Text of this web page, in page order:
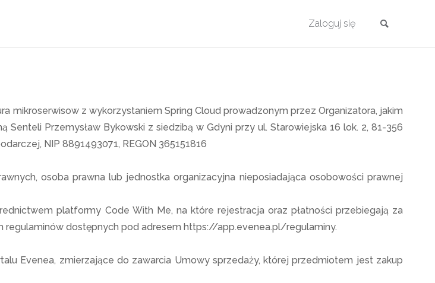
Zaloguj się
mikroserwisow z wykorzystaniem Spring Cloud prowadzonym przez Organizatora, jakim
Przemysław Bykowski z siedzibą w Gdyni przy ul. Starowiejska 16 lok. 2, 81-356
NIP 8891493071, REGON 365151816
osoba prawna lub jednostka organizacyjna nieposiadająca osobowości prawnej
platformy Code With Me, na które rejestracja oraz płatności przebiegają za
dostępnych pod adresem https://app.evenea.pl/regulaminy.
Evenea, zmierzające do zawarcia Umowy sprzedaży, której przedmiotem jest zakup